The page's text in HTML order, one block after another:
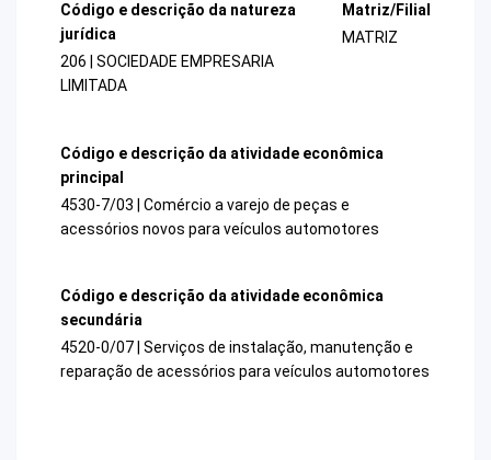
Código e descrição da natureza
jurídica
206 | SOCIEDADE EMPRESARIA
LIMITADA
Matriz/Filial
MATRIZ
Código e descrição da atividade econômica
principal
4530-7/03 | Comércio a varejo de peças e
acessórios novos para veículos automotores
Código e descrição da atividade econômica
secundária
4520-0/07 | Serviços de instalação, manutenção e
reparação de acessórios para veículos automotores